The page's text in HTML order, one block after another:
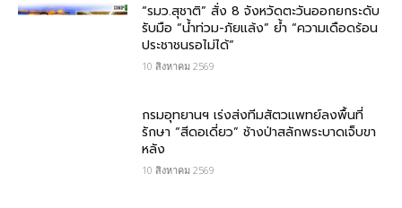
“รมว.สุชาติ” สั่ง 8 จังหวัดตะวันออกยกระดับ
รับมือ “น้ำท่วม-ภัยแล้ง” ย้ำ “ความเดือดร้อน
ประชาชนรอไม่ได้”
10 สิงหาคม 2569
กรมอุทยานฯ เร่งส่งทีมสัตวแพทย์ลงพื้นที่
รักษา “สีดอเดี่ยว” ช้างป่าสลักพระบาดเจ็บขา
หลัง
10 สิงหาคม 2569